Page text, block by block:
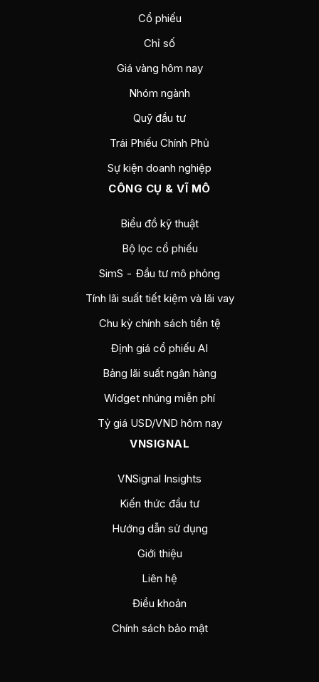
Cổ phiếu
Chỉ số
Giá vàng hôm nay
Nhóm ngành
Quỹ đầu tư
Trái Phiếu Chính Phủ
Sự kiện doanh nghiệp
CÔNG CỤ & VĨ MÔ
Biểu đồ kỹ thuật
Bộ lọc cổ phiếu
SimS - Đầu tư mô phỏng
Tính lãi suất tiết kiệm và lãi vay
Chu kỳ chính sách tiền tệ
Định giá cổ phiếu AI
Bảng lãi suất ngân hàng
Widget nhúng miễn phí
Tỷ giá USD/VND hôm nay
VNSIGNAL
VNSignal Insights
Kiến thức đầu tư
Hướng dẫn sử dụng
Giới thiệu
Liên hệ
Điều khoản
Chính sách bảo mật